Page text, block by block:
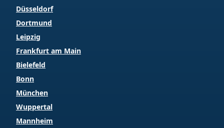
Düsseldorf
Dortmund
Leipzig
Frankfurt am Main
Bielefeld
Bonn
München
Wuppertal
Mannheim